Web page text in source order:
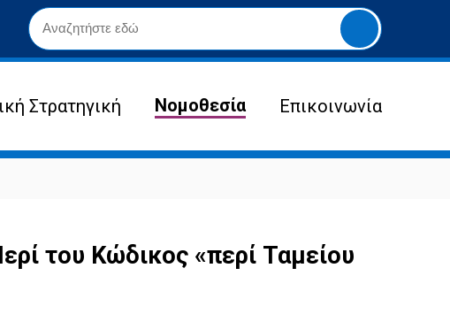
Yποβολή
αναζήτησης
Στρατηγική Νομοθεσία Επικοινωνία
του Κώδικος «περί Ταμείου